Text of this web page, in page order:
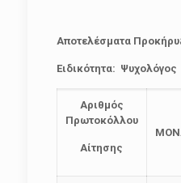
Αποτελέσματα
Ειδικότητα: Ψυχολόγος
Αριθμός
Πρωτοκόλλου
Αίτησης